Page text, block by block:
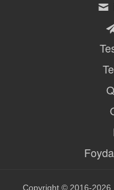
Copyright © 2016-